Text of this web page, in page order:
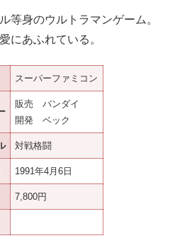
等身のウルトラマンゲーム。
にあふれている。
スーパーファミコン
販売 バンダイ
開発 ベック
対戦格闘
1991年4月6日
7,800円